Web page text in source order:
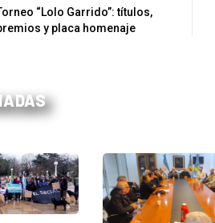
“Lolo Garrido”: títulos,
y placa homenaje